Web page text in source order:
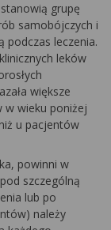
grupę
samobójczych i
podczas leczenia.
leków
większe
w wieku poniżej
u pacjentów
powinni w
szczególną
lub po
należy